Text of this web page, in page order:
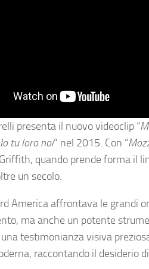
presenta il nuovo videoclip “
Io tu loro noi” nel 2015. Con “
quando prende forma il
un secolo.
America affrontava le grandi
ma anche un potente
testimonianza visiva
raccontando il desiderio